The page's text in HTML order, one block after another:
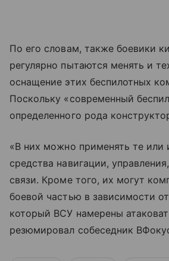
По его словам, также боевики
регулярно пытаются менять и
оснащение этих беспилотных
Поскольку «современный
определенного рода
«В них можно применять те или
средства навигации,
связи. Кроме того, их могут
боевой частью в зависимости
который ВСУ намерены
резюмировал собеседник